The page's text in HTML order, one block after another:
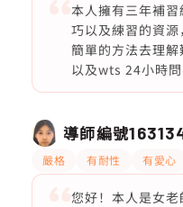
本人擁有三年補
巧以及練習的資
簡單的方法去理
以及wts 24小時問
導師編號
嚴格 有耐性 有愛心
您好！本人是女